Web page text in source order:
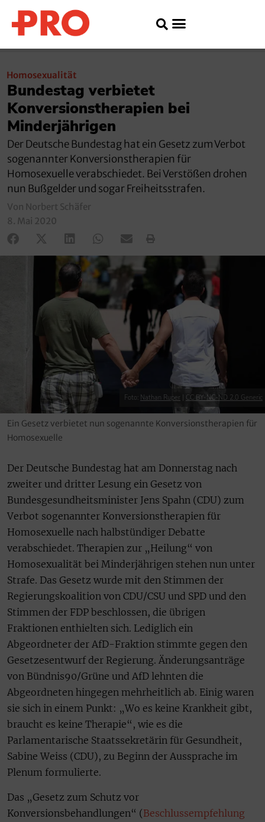
Homosexualität
Bundestag verbietet
Konversionstherapien bei
Minderjährigen
Der Deutsche Bundestag hat ein Gesetz zum Verbot
sogenannter Konversionstherapien für
Homosexuelle verabschiedet. Bei Verstößen drohen
nun Bußgelder und sogar Freiheitsstrafen.
Von Norbert Schäfer
8. Mai 2020
Foto: Nathan Ruper CC BY-NC-ND 2.0 Generic
Ein Gesetz verbietet nun sogenannte Konversionstherapien für
Homosexuelle
Der Deutsche Bundestag hat am Donnerstag nach
zweiter und dritter Lesung ein Gesetz von
Bundesgesundheitsminister Jens Spahn (CDU) zum
Verbot sogenannter Konversionstherapien für
Homosexuelle nach halbstündiger Debatte
verabschiedet. Therapien zur „Heilung“ von
Homosexualität bei Minderjährigen stehen nun unter
Strafe. Das Gesetz wurde mit den Stimmen der
Regierungskoalition von CDU/CSU und SPD und den
Stimmen der FDP beschlossen, die übrigen
Fraktionen enthielten sich. Lediglich ein
Abgeordneter der AfD-Fraktion stimmte gegen den
Gesetzesentwurf der Regierung. Änderungsanträge
von Bündnis90/Grüne und AfD lehnten die
Abgeordneten hingegen mehrheitlich ab. Einig waren
sie sich in einem Punkt: „Wo es keine Krankheit gibt,
braucht es keine Therapie“, wie es die
Parlamentarische Staatssekretärin für Gesundheit,
Sabine Weiss (CDU), zu Beginn der Aussprache im
Plenum formulierte.
Das „Gesetz zum Schutz vor
Konversionsbehandlungen“ (Beschlussempfehlung